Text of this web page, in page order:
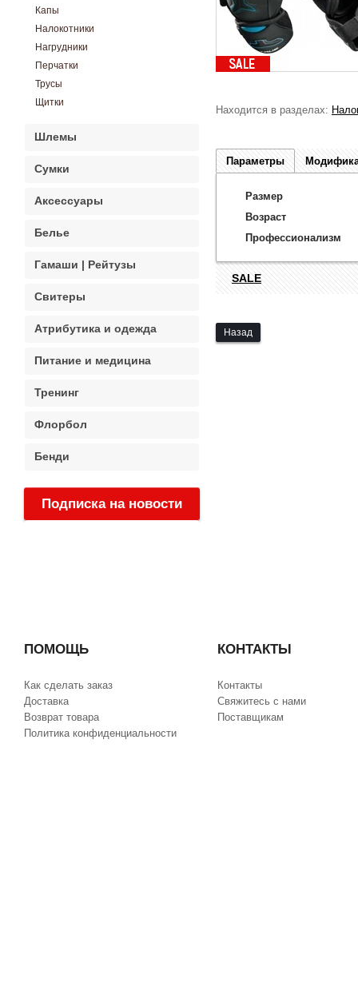
СПЕЦПРЕДЛОЖЕНИЕ
Находится в разделах:
Параметры
Размер
Возраст
Профессионализм
SALE
Назад
Капы
Налокотники
Нагрудники
Перчатки
Трусы
Щитки
Шлемы
Сумки
Аксессуары
Белье
Гамаши | Рейтузы
Свитеры
Атрибутика и одежда
Питание и медицина
Тренинг
Флорбол
Бенди
Подписка на новости
ПОМОЩЬ
Как сделать заказ
Доставка
Возврат товара
Политика конфиденциальности
КОНТАКТЫ
Контакты
Свяжитесь с нами
Поставщикам